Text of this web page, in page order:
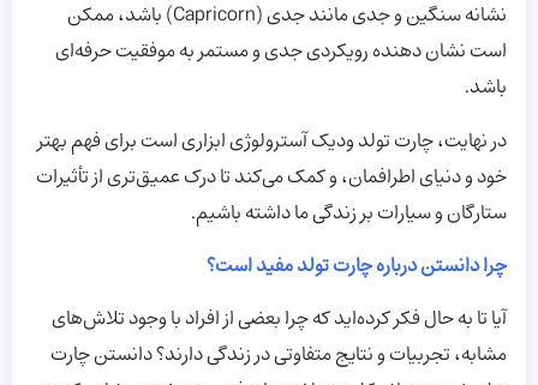
نشانه سنگین و جدی مانند جدی (Capricorn) باشد، ممکن
است نشان دهنده رویکردی جدی و مستمر به موفقیت حرفه‌ای
باشد.
در نهایت، چارت تولد ودیک آسترولوژی ابزاری است برای فهم بهتر
خود و دنیای اطرافمان، و کمک می‌کند تا درک عمیق‌تری از تأثیرات
ستارگان و سیارات بر زندگی ما داشته باشیم.
چرا دانستن درباره چارت تولد مفید است؟
آیا تا به حال فکر کرده‌اید که چرا بعضی از افراد با وجود تلاش‌های
مشابه، تجربیات و نتایج متفاوتی در زندگی دارند؟ دانستن چارت